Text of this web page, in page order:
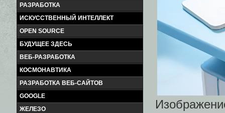
РАЗРАБОТКА
ИСКУССТВЕННЫЙ ИНТЕЛЛЕКТ
OPEN SOURCE
БУДУЩЕЕ ЗДЕСЬ
ВЕБ-РАЗРАБОТКА
КОСМОНАВТИКА
РАЗРАБОТКА ВЕБ-САЙТОВ
GOOGLE
ЖЕЛЕЗО